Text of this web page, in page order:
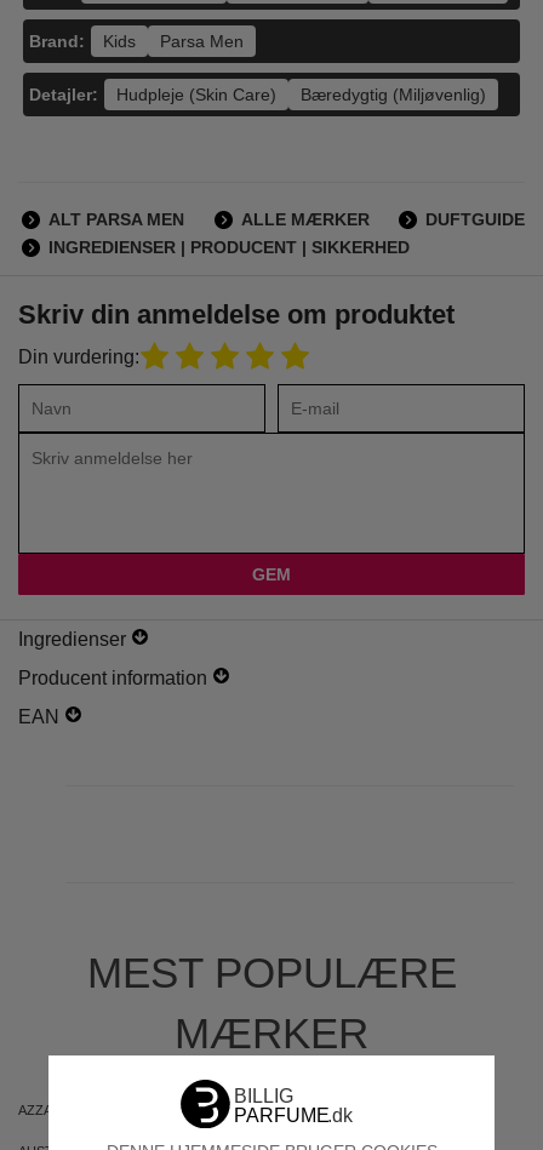
Brand: Kids Parsa Men
Detajler: Hudpleje (Skin Care) Bæredygtig (Miljøvenlig)
ALT PARSA MEN ALLE MÆRKER
DUFTGUIDE
INGREDIENSER | PRODUCENT | SIKKERHED
Skriv din anmeldelse om produktet
Din vurdering:
Ingredienser
Producent information
EAN
MEST POPULÆRE
MÆRKER
AZZARO ARIANA GRANDE